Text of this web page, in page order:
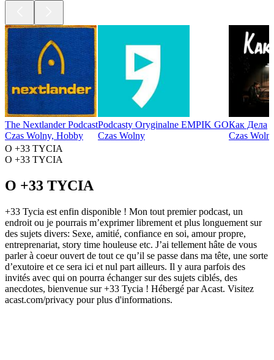
The Nextlander Podcast
Czas Wolny, Hobby
Podcasty Oryginalne EMPIK GO
Czas Wolny
Как Дела
Czas
O +33 TYCIA
O +33 TYCIA
O +33 TYCIA
+33 Tycia est enfin disponible ! Mon tout premier podcast, un
endroit ou je pourrais m’exprimer librement et plus longuement sur
des sujets divers: Sexe, amitié, confiance en soi, amour propre,
entreprenariat, story time houleuse etc. J’ai tellement hâte de vous
parler à coeur ouvert de tout ce qu’il se passe dans ma tête, une sorte
d’exutoire et ce sera ici et nul part ailleurs. Il y aura parfois des
invités avec qui on pourra échanger sur des sujets ciblés, des
anecdotes, bienvenue sur +33 Tycia ! Hébergé par Acast. Visitez
acast.com/privacy pour plus d'informations.